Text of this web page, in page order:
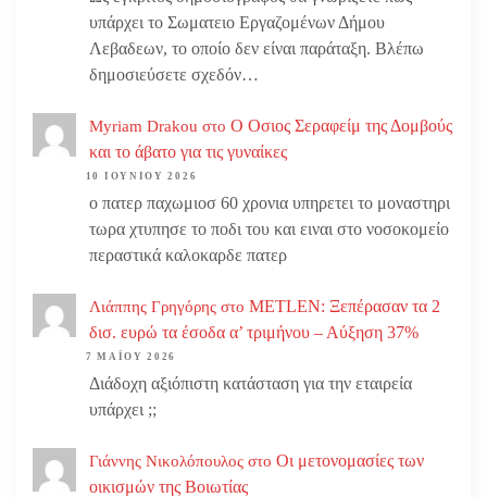
υπάρχει το Σωματειο Εργαζομένων Δήμου
Λεβαδεων, το οποίο δεν είναι παράταξη. Βλέπω
δημοσιεύσετε σχεδόν…
Myriam Drakou στο Ο Οσιος Σεραφείμ της Δομβούς
και το άβατο για τις γυναίκες
10 ΙΟΥΝΊΟΥ 2026
ο πατερ παχωμιοσ 60 χρονια υπηρετει το μοναστηρι
τωρα χτυπησε το ποδι του και ειναι στο νοσοκομείο
περαστικά καλοκαρδε πατερ
Λιάππης Γρηγόρης στο METLEN: Ξεπέρασαν τα 2
δισ. ευρώ τα έσοδα α’ τριμήνου – Αύξηση 37%
7 ΜΑΪ́ΟΥ 2026
Διάδοχη αξιόπιστη κατάσταση για την εταιρεία
υπάρχει ;;
Γιάννης Νικολόπουλος στο Οι μετονομασίες των
οικισμών της Βοιωτίας